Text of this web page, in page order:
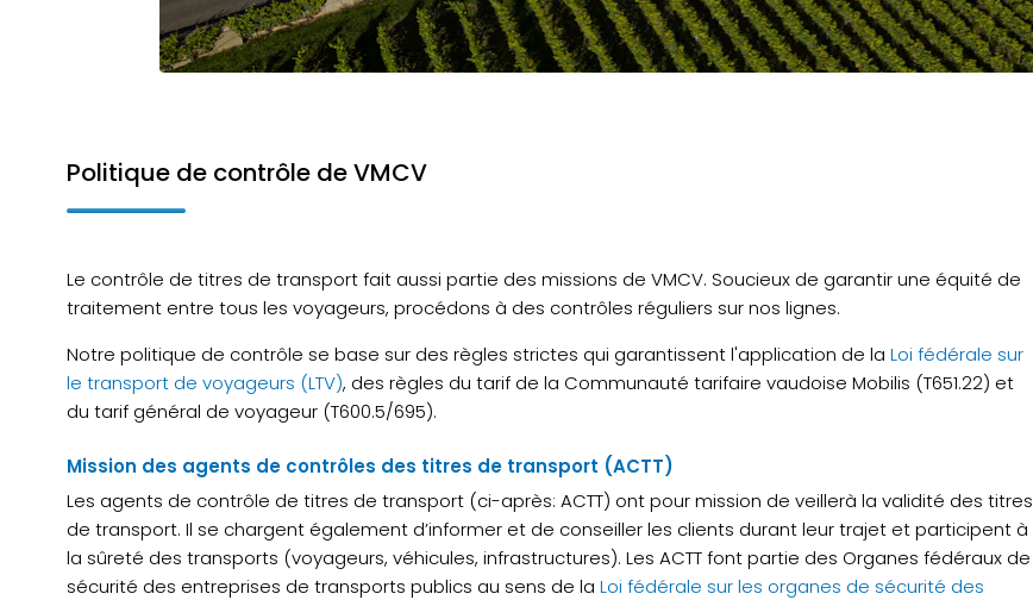
Nous contacter
Politique de contrôle de VMCV
Le contrôle de titres de transport fait aussi partie des missions de VMCV. Soucieux de garantir une équité de
traitement entre tous les voyageurs, procédons à des contrôles réguliers sur nos lignes.
Notre politique de contrôle se base sur des règles strictes qui garantissent l'application de la Loi fédérale sur
le transport de voyageurs (LTV), des règles du tarif de la Communauté tarifaire vaudoise Mobilis (T651.22) et
du tarif général de voyageur (T600.5/695).
Mission des agents de contrôles des titres de transport (ACTT)
Les agents de contrôle de titres de transport (ci-après: ACTT) ont pour mission de veillerà la validité des titres
de transport. Il se chargent également d’informer et de conseiller les clients durant leur trajet et participent à
la sûreté des transports (voyageurs, véhicules, infrastructures). Les ACTT font partie des Organes fédéraux de
sécurité des entreprises de transports publics au sens de la Loi fédérale sur les organes de sécurité des